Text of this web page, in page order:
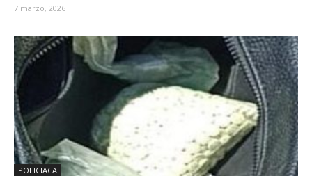
7 marzo, 2026
POLICIACA